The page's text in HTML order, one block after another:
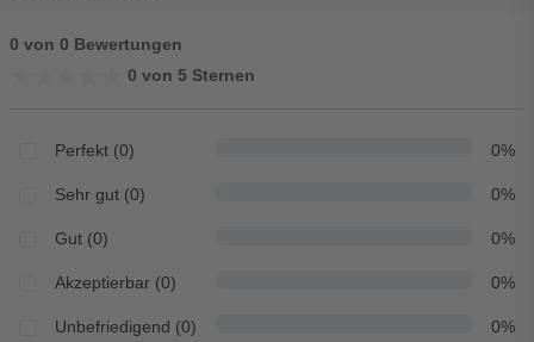
0 von 0 Bewertungen
0 von 5 Sternen
Perfekt (0) 0%
Sehr gut (0) 0%
Gut (0) 0%
Akzeptierbar (0) 0%
Unbefriedigend (0) 0%